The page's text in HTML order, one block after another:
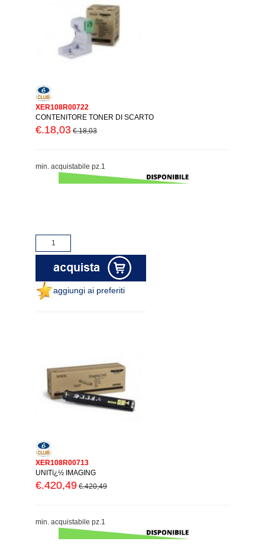
XER108R00722
CONTENITORE TONER DI SCARTO
€.18,03 €.18,03
min. acquistabile pz.1
aggiungi ai preferiti
XER108R00713
UNITï¿½ IMAGING
€.420,49 €.420,49
min. acquistabile pz.1